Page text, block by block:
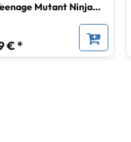
Mutant Ninja
Bundle englisch
€ *